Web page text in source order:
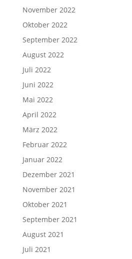
November 2022
Oktober 2022
September 2022
August 2022
Juli 2022
Juni 2022
Mai 2022
April 2022
März 2022
Februar 2022
Januar 2022
Dezember 2021
November 2021
Oktober 2021
September 2021
August 2021
Juli 2021